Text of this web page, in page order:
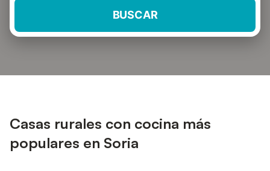
BUSCAR
Casas rurales con cocina más
populares en Soria